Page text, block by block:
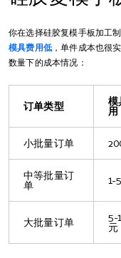
你在选择硅胶复模手板加工
模具费用低 ，单件成本也很
数量下的成本情况：
订单类型 模
用
小批量订单
中等批量订
单 1-
大批量订单 5-
元